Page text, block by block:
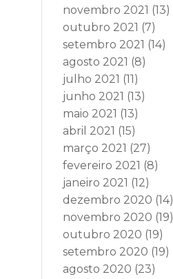
novembro 2021 (13)
outubro 2021 (7)
setembro 2021 (14)
agosto 2021 (8)
julho 2021 (11)
junho 2021 (13)
maio 2021 (13)
abril 2021 (15)
março 2021 (27)
fevereiro 2021 (8)
janeiro 2021 (12)
dezembro 2020 (14)
novembro 2020 (19)
outubro 2020 (19)
setembro 2020 (19)
agosto 2020 (23)